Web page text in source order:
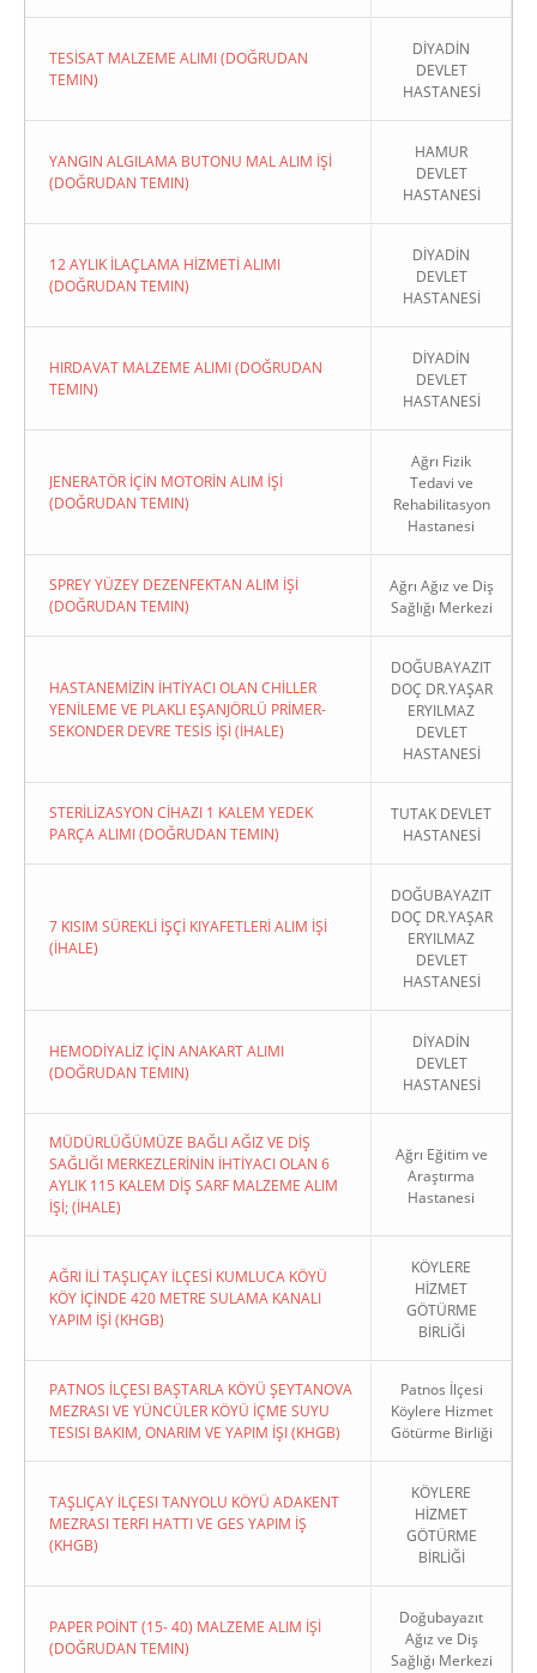
TESİSAT MALZEME ALIMI (DOĞRUDAN
TEMIN)
DİYADİN
DEVLET
HASTANESİ
YANGIN ALGILAMA BUTONU MAL ALIM İŞİ
(DOĞRUDAN TEMIN)
HAMUR
DEVLET
HASTANESİ
12 AYLIK İLAÇLAMA HİZMETİ ALIMI
(DOĞRUDAN TEMIN)
DİYADİN
DEVLET
HASTANESİ
HIRDAVAT MALZEME ALIMI (DOĞRUDAN
TEMIN)
DİYADİN
DEVLET
HASTANESİ
JENERATÖR İÇİN MOTORİN ALIM İŞİ
(DOĞRUDAN TEMIN)
Ağrı Fizik
Tedavi ve
Rehabilitasyon
Hastanesi
SPREY YÜZEY DEZENFEKTAN ALIM İŞİ
(DOĞRUDAN TEMIN)
Ağrı Ağız ve Diş
Sağlığı Merkezi
HASTANEMİZİN İHTİYACI OLAN CHİLLER
YENİLEME VE PLAKLI EŞANJÖRLÜ PRİMER-
SEKONDER DEVRE TESİS İŞİ (İHALE)
DOĞUBAYAZIT
DOÇ DR.YAŞAR
ERYILMAZ
DEVLET
HASTANESİ
STERİLİZASYON CİHAZI 1 KALEM YEDEK
PARÇA ALIMI (DOĞRUDAN TEMIN)
TUTAK DEVLET
HASTANESİ
7 KISIM SÜREKLİ İŞÇİ KIYAFETLERİ ALIM İŞİ
(İHALE)
DOĞUBAYAZIT
DOÇ DR.YAŞAR
ERYILMAZ
DEVLET
HASTANESİ
HEMODİYALİZ İÇİN ANAKART ALIMI
(DOĞRUDAN TEMIN)
DİYADİN
DEVLET
HASTANESİ
MÜDÜRLÜĞÜMÜZE BAĞLI AĞIZ VE DİŞ
SAĞLIĞI MERKEZLERİNİN İHTİYACI OLAN 6
AYLIK 115 KALEM DİŞ SARF MALZEME ALIM
İŞİ; (İHALE)
Ağrı Eğitim ve
Araştırma
Hastanesi
AĞRI İLİ TAŞLIÇAY İLÇESİ KUMLUCA KÖYÜ
KÖY İÇİNDE 420 METRE SULAMA KANALI
YAPIM İŞİ (KHGB)
KÖYLERE
HİZMET
GÖTÜRME
BİRLİĞİ
PATNOS İLÇESI BAŞTARLA KÖYÜ ŞEYTANOVA
MEZRASI VE YÜNCÜLER KÖYÜ İÇME SUYU
TESISI BAKIM, ONARIM VE YAPIM İŞI (KHGB)
Patnos İlçesi
Köylere Hizmet
Götürme Birliği
TAŞLIÇAY İLÇESI TANYOLU KÖYÜ ADAKENT
MEZRASI TERFI HATTI VE GES YAPIM İŞ
(KHGB)
KÖYLERE
HİZMET
GÖTÜRME
BİRLİĞİ
PAPER POİNT (15- 40) MALZEME ALIM İŞİ
(DOĞRUDAN TEMIN)
Doğubayazıt
Ağız ve Diş
Sağlığı Merkezi